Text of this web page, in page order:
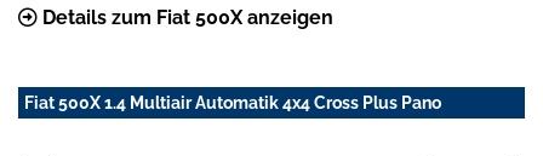
Details zum Fiat 500X anzeigen
Fiat 500X 1.4 Multiair Automatik 4x4 Cross Plus Pano